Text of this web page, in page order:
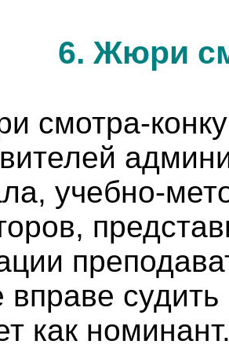
6. Жюри
смотра-
учебно-
судить
как